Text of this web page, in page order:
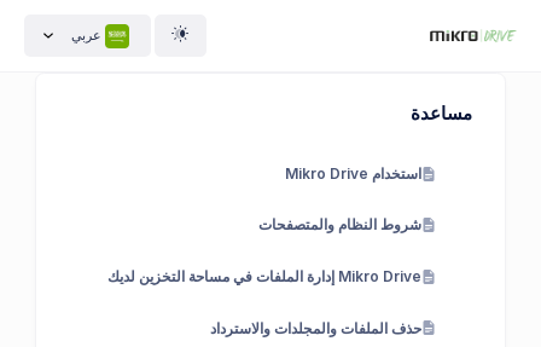
مساعدة
استخدام Mikro Drive
شروط النظام والمتصفحات
Mikro Drive إدارة الملفات في مساحة التخزين لديك
حذف الملفات والمجلدات والاسترداد